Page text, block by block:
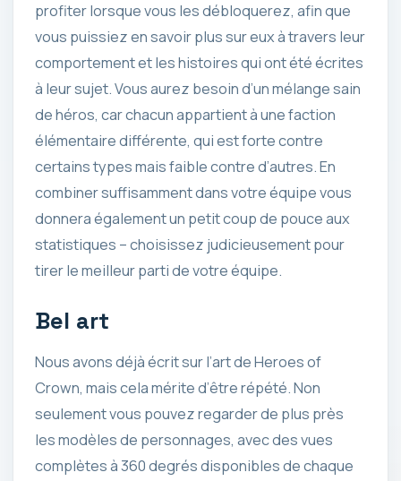
profiter lorsque vous les débloquerez, afin que
vous puissiez en savoir plus sur eux à travers leur
comportement et les histoires qui ont été écrites
à leur sujet. Vous aurez besoin d’un mélange sain
de héros, car chacun appartient à une faction
élémentaire différente, qui est forte contre
certains types mais faible contre d’autres. En
combiner suffisamment dans votre équipe vous
donnera également un petit coup de pouce aux
statistiques – choisissez judicieusement pour
tirer le meilleur parti de votre équipe.
Bel art
Nous avons déjà écrit sur l’art de Heroes of
Crown, mais cela mérite d’être répété. Non
seulement vous pouvez regarder de plus près
les modèles de personnages, avec des vues
complètes à 360 degrés disponibles de chaque